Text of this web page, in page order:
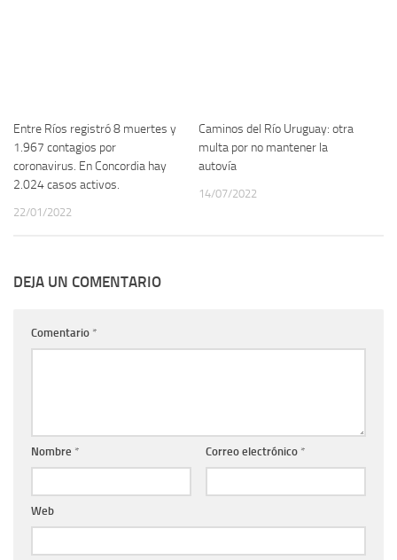
Entre Ríos registró 8 muertes y
1.967 contagios por
coronavirus. En Concordia hay
2.024 casos activos.
22/01/2022
Caminos del Río Uruguay: otra
multa por no mantener la
autovía
14/07/2022
DEJA UN COMENTARIO
Comentario *
Nombre * Correo electrónico *
Web